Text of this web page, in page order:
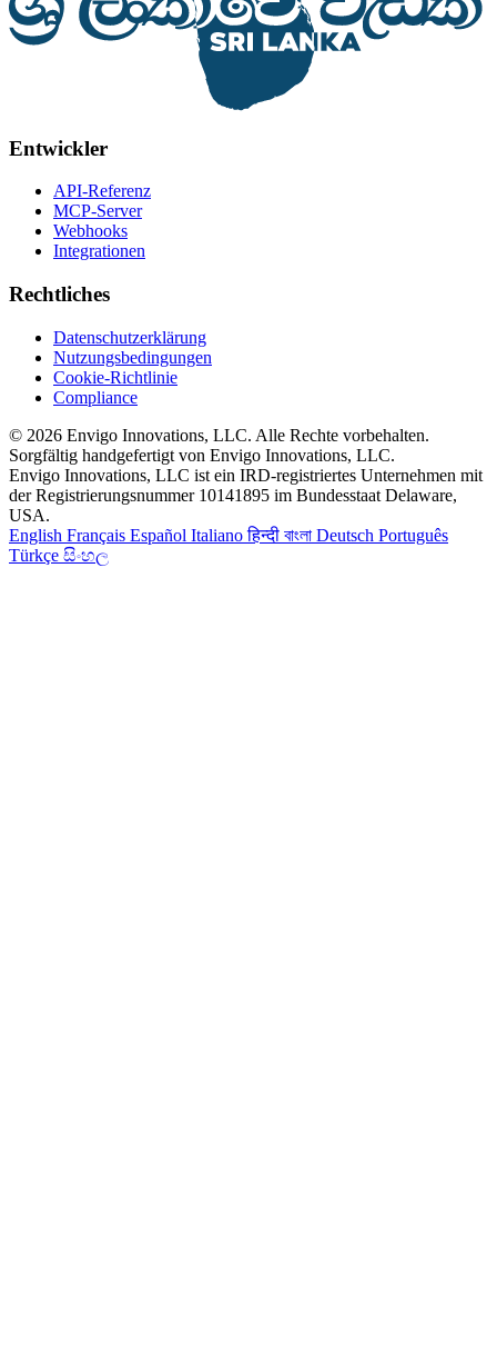
Entwickler
API-Referenz
MCP-Server
Webhooks
Integrationen
Rechtliches
Datenschutzerklärung
Nutzungsbedingungen
Cookie-Richtlinie
Compliance
© 2026 Envigo Innovations, LLC. Alle Rechte vorbehalten.
Sorgfältig handgefertigt von Envigo Innovations, LLC.
Envigo Innovations, LLC ist ein IRD-registriertes Unternehmen mit
der Registrierungsnummer 10141895 im Bundesstaat Delaware,
USA.
English Français Español Italianoहिन्दी বাংলা Deutsch Português
Türkçe සිංහල